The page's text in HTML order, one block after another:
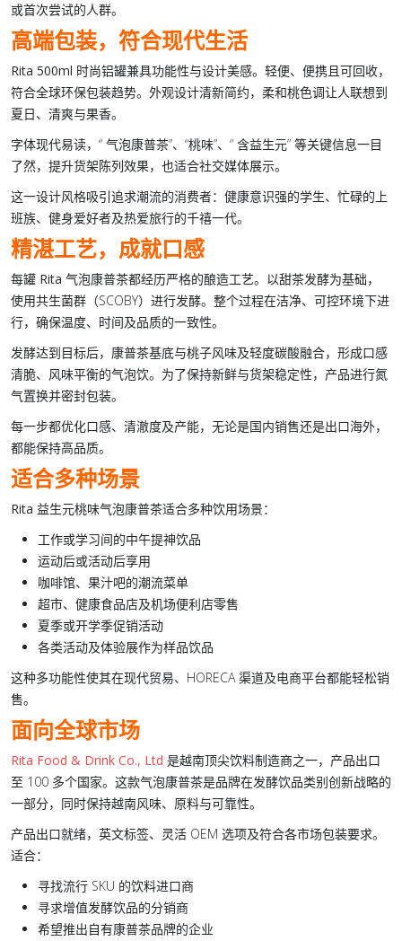
或首次尝试的人群。
高端包装，符合现代生活
Rita 500ml 时尚铝罐兼具功能性与设计美感。轻便、便携且可回收，
符合全球环保包装趋势。外观设计清新简约，柔和桃色调让人联想到
夏日、清爽与果香。
字体现代易读，“ 气泡康普茶”、“桃味”、“ 含益生元” 等关键信息一目
了然，提升货架陈列效果，也适合社交媒体展示。
这一设计风格吸引追求潮流的消费者：健康意识强的学生、忙碌的上
班族、健身爱好者及热爱旅行的千禧一代。
精湛工艺，成就口感
每罐 Rita 气泡康普茶都经历严格的酿造工艺。以甜茶发酵为基础，
使用共生菌群 （SCOBY）进行发酵。整个过程在洁净、可控环境下进
行，确保温度、时间及品质的一致性。
发酵达到目标后， 康普茶基底与桃子风味及轻度碳酸融合，形成口感
清脆、 风味平衡的气泡饮。为了保持新鲜与货架稳定性，产品进行氮
气置换并密封包装。
每一步都优化口感、清澈度及产能，无论是国内销售还是出口海外，
都能保持高品质。
适合多种场景
Rita 益生元桃味气泡康普茶适合多种饮用场景：
工作或学习间的中午提神饮品
运动后或活动后享用
咖啡馆、果汁吧的潮流菜单
超市、健康食品店及机场便利店零售
夏季或开学季促销活动
各类活动及体验展作为样品饮品
这种多功能性使其在现代贸易、HORECA 渠道及电商平台都能轻松销
售。
面向全球市场
Rita Food & Drink Co., Ltd 是越南顶尖饮料制造商之一，产品出口
至 100 多个国家。这款气泡康普茶是品牌在发酵饮品类别创新战略的
一部分，同时保持越南风味、原料与可靠性。
产品出口就绪，英文标签、灵活 OEM 选项及符合各市场包装要求。
适合：
寻找流行 SKU 的饮料进口商
寻求增值发酵饮品的分销商
希望推出自有康普茶品牌的企业